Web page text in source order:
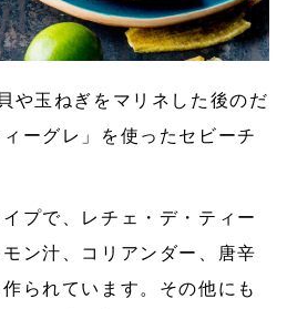
や玉ねぎをマリネした後のだ
ーグレ」を使ったセビーチ
プで、レチェ・デ・ティー
ン汁、コリアンダー、唐辛
られています。その他にも